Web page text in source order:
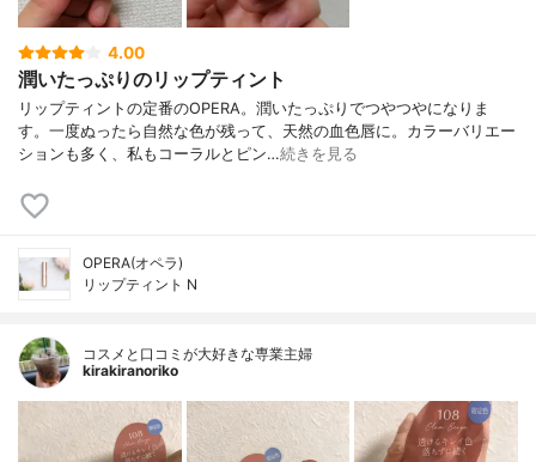
4.00
潤いたっぷりのリップティント
リップティントの定番のOPERA。潤いたっぷりでつやつやになりま
す。一度ぬったら自然な色が残って、天然の血色唇に。カラーバリエー
ションも多く、私もコーラルとピン…続きを見る
OPERA(オペラ)
リップティント N
コスメと口コミが大好きな専業主婦
kirakiranoriko